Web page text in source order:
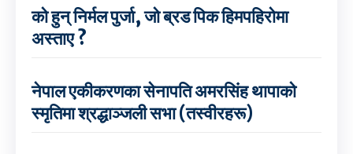
को हुन् निर्मल पुर्जा, जो ब्रड पिक हिमपहिरोमा
अस्ताए ?
नेपाल एकीकरणका सेनापति अमरसिंह थापाको
स्मृतिमा श्रद्धाञ्जली सभा (तस्वीरहरू)